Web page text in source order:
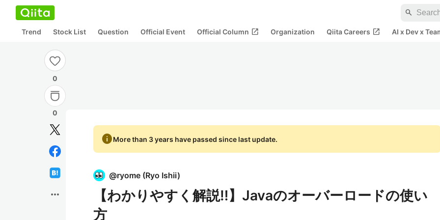
search
Trend Stock List Question Official Event Official Column open_in_new Organization Qiita Careers open_in_new AI x Dev x
0
0
more_horiz
infoMore than 3 years have passed since last update.
@ryome (Ryo Ishii)
【わかりやすく解説‼】Javaのオーバーロードの使い
方